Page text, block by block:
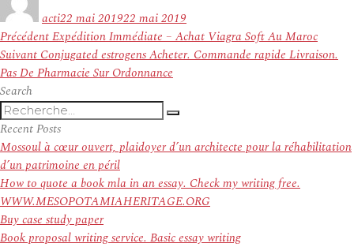
actile
22 mai 201922 mai 2019
Navigation
de
l’article
PrécédentArticle
précédent :
Expédition Immédiate – Achat Viagra Soft Au Maroc
Suivant Article
suivant :
Conjugated estrogens Acheter. Commande rapide Livraison.
Pas De Pharmacie Sur Ordonnance
Search
Recherche
pour
:
Recherche
Recent Posts
Mossoul à cœur ouvert, plaidoyer d’un architecte pour la réhabilitation
d’un patrimoine en péril
How to quote a book mla in an essay. Check my writing free.
WWW.MESOPOTAMIAHERITAGE.ORG
Buy case study paper
Book proposal writing service. Basic essay writing